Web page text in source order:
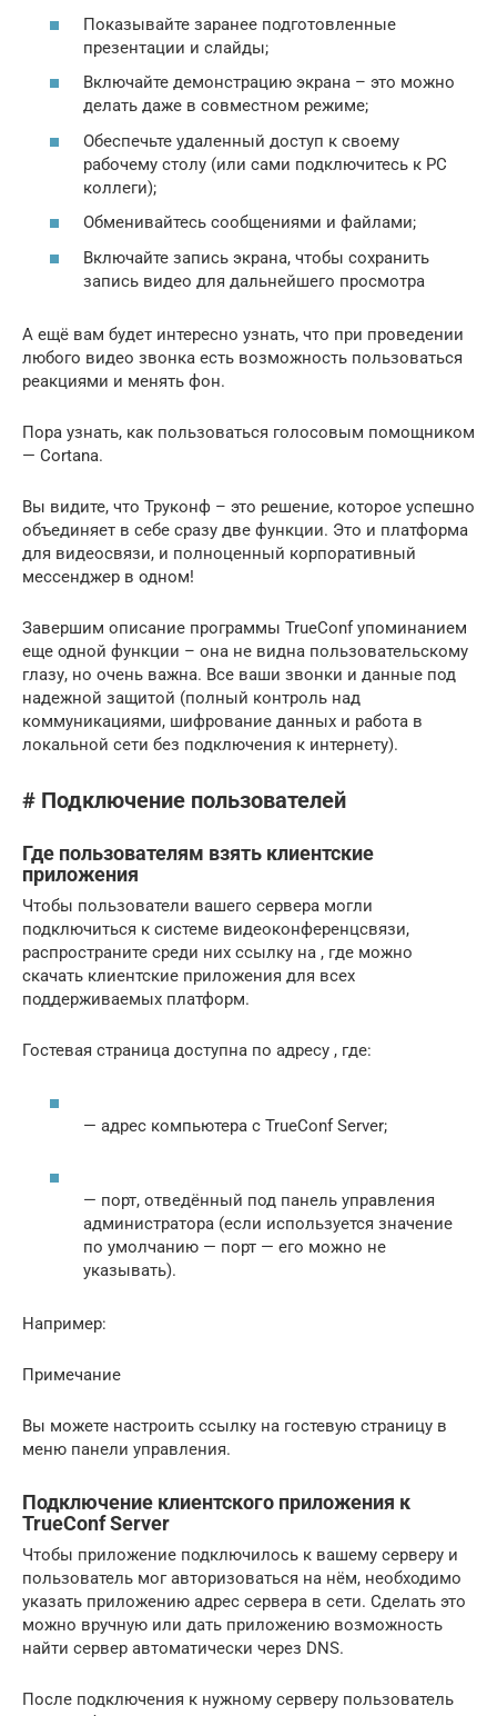
Показывайте заранее подготовленные
презентации и слайды;
Включайте демонстрацию экрана – это можно
делать даже в совместном режиме;
Обеспечьте удаленный доступ к своему
рабочему столу (или сами подключитесь к РС
коллеги);
Обменивайтесь сообщениями и файлами;
Включайте запись экрана, чтобы сохранить
запись видео для дальнейшего просмотра
А ещё вам будет интересно узнать, что при проведении
любого видео звонка есть возможность пользоваться
реакциями и менять фон.
Пора узнать, как пользоваться голосовым помощником
— Cortana.
Вы видите, что Труконф – это решение, которое успешно
объединяет в себе сразу две функции. Это и платформа
для видеосвязи, и полноценный корпоративный
мессенджер в одном!
Завершим описание программы TrueConf упоминанием
еще одной функции – она не видна пользовательскому
глазу, но очень важна. Все ваши звонки и данные под
надежной защитой (полный контроль над
коммуникациями, шифрование данных и работа в
локальной сети без подключения к интернету).
# Подключение пользователей
Где пользователям взять клиентские
приложения
Чтобы пользователи вашего сервера могли
подключиться к системе видеоконференцсвязи,
распространите среди них ссылку на , где можно
скачать клиентские приложения для всех
поддерживаемых платформ.
Гостевая страница доступна по адресу , где:
— адрес компьютера с TrueConf Server;
— порт, отведённый под панель управления
администратора (если используется значение
по умолчанию — порт — его можно не
указывать).
Например:
Примечание
Вы можете настроить ссылку на гостевую страницу в
меню панели управления.
Подключение клиентского приложения к
TrueConf Server
Чтобы приложение подключилось к вашему серверу и
пользователь мог авторизоваться на нём, необходимо
указать приложению адрес сервера в сети. Сделать это
можно вручную или дать приложению возможность
найти сервер автоматически через DNS.
После подключения к нужному серверу пользователь